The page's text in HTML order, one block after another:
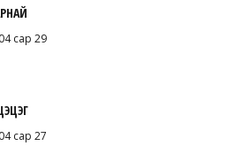
сар 29
сар 27